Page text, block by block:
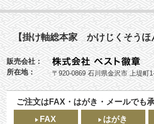
【掛け軸総本家 かけじくそうほ
販売会社：
所在地：
〒920-0869 石川県金沢市 上堤町
ご注文はFAX・はがき・メールでも
FAX
はがき